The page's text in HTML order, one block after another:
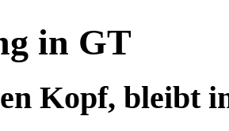
in GT
Kopf, bleibt